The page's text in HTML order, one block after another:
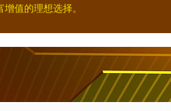
值的理想选择。